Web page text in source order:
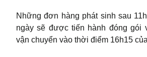
Những đơn hàng phát sinh sau
ngày sẽ được tiến hành đóng gói
vận chuyển vào thời điểm 16h15